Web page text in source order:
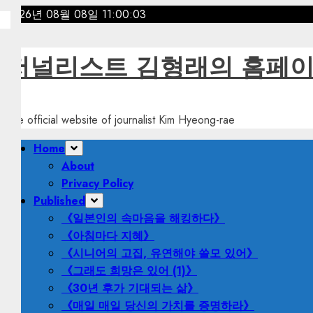
Skip
2026년 08월 08일 11:00:05
저널리스트 김형래의 홈페
The official website of journalist Kim Hyeong-rae
PrimaryHome
About
Privacy Policy
Published
《일본인의 속마음을 해킹하다》
《아침마다 지혜》
《시니어의 고집, 유연해야 쓸모 있어》
《그래도 희망은 있어 (1)》
《30년 후가 기대되는 삶》
《매일 매일 당신의 가치를 증명하라》